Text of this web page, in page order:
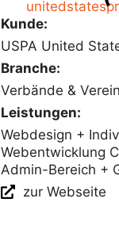
Kunde:
USPA United
Branche:
Verbände &
Leistungen:
Webdesign +
Webentwicklung
Admin-Bereich +
zur Webseite